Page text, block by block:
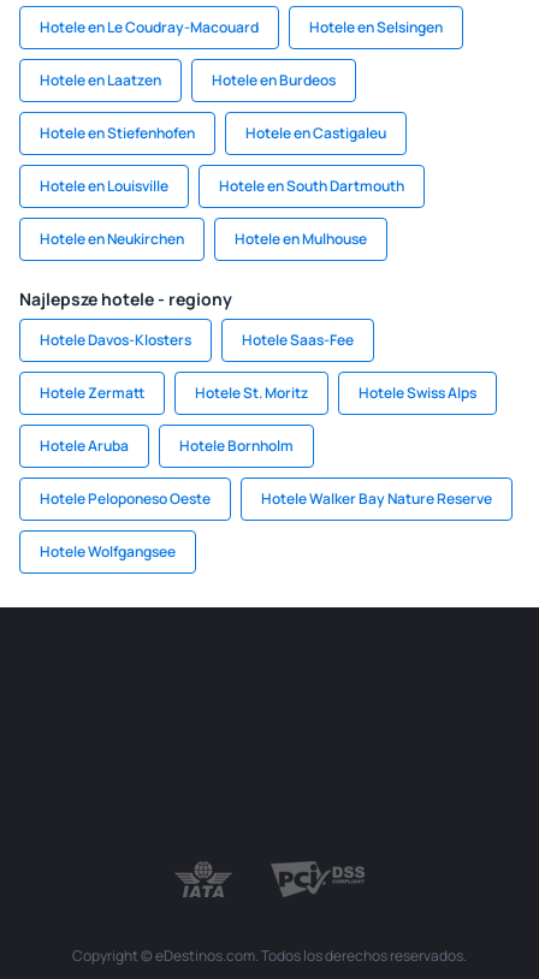
Hotele en Le Coudray-Macouard Hotele en Selsingen
Hotele en Laatzen Hotele en Burdeos
Hotele en Stiefenhofen Hotele en Castigaleu
Hotele en Louisville Hotele en South Dartmouth
Hotele en Neukirchen Hotele en Mulhouse
Najlepsze hotele - regiony
Hotele Davos-Klosters Hotele Saas-Fee
Hotele Zermatt Hotele St. Moritz Hotele Swiss Alps
Hotele Aruba Hotele Bornholm
Hotele Peloponeso Oeste Hotele Walker Bay Nature Reserve
Hotele Wolfgangsee
Copyright © eDestinos.com. Todos los derechos reservados.